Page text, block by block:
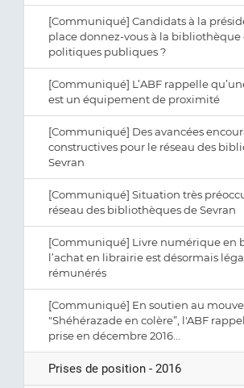
[Communiqué] Candidats à la
place donnez-vous à la bibliothèque
politiques publiques ?
[Communiqué] L’ABF rappelle
est un équipement de proximité
[Communiqué] Des avancées
constructives pour le réseau des
Sevran
[Communiqué] Situation très
réseau des bibliothèques de Sevran
[Communiqué] Livre numérique en
l’achat en librairie est désormais
rémunérés
[Communiqué] En soutien au
"Shéhérazade en colère”, l'ABF
prise en décembre 2016...
Prises de position - 2016